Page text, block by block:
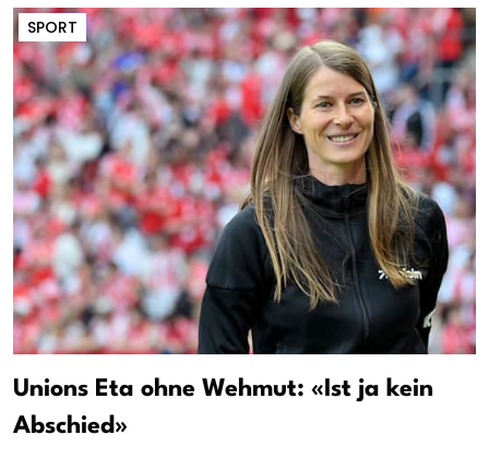
SPORT
Unions Eta ohne Wehmut: «Ist ja kein
Abschied»